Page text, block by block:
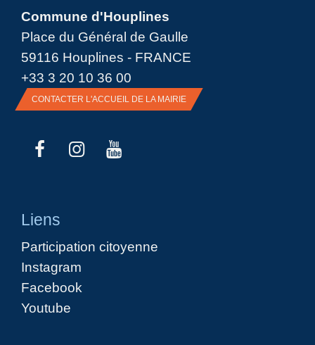
Commune d'Houplines
Place du Général de Gaulle
59116 Houplines - FRANCE
+33 3 20 10 36 00
CONTACTER L'ACCUEIL DE LA MAIRIE
Liens
Participation citoyenne
Instagram
Facebook
Youtube